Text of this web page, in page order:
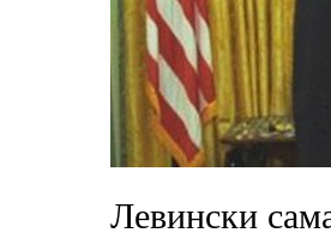
Левински